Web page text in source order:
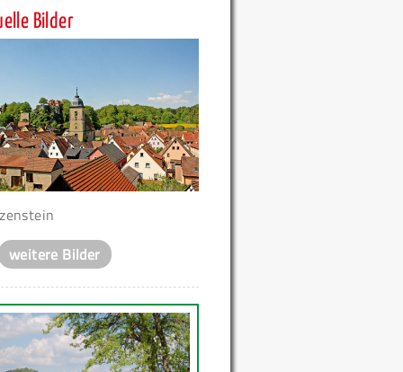
Bilder
weitere Bilder